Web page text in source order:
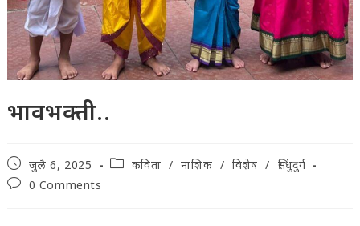
भावभक्ती..
Post
published:
जुलै 6, 2025
Postकविता / नाशिक / विशेष / सिंधुदुर्ग
Post0 Comments